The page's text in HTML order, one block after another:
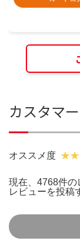
カスタマ
オススメ度
現在、4768件の
レビューを投稿